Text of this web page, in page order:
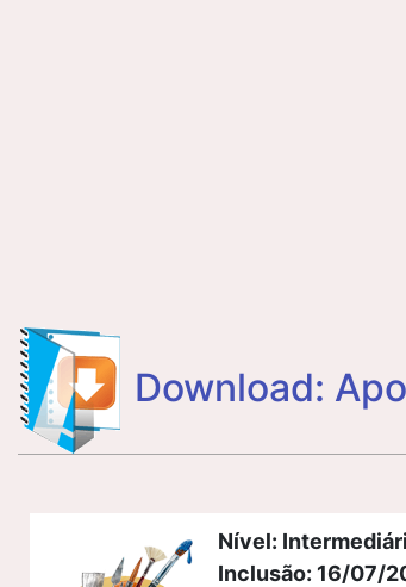
Download:
Nível:
Inclusão: 16/07/